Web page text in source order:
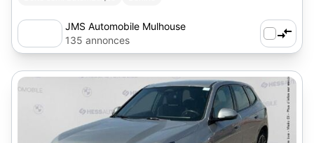
JMS Automobile Mulhouse
135 annonces